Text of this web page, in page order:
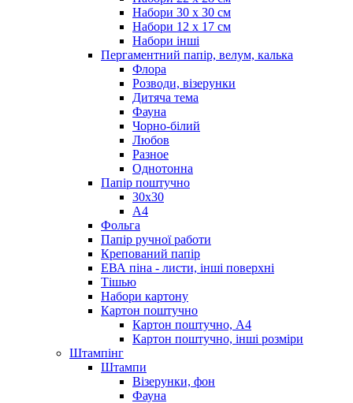
Набори 30 х 30 см
Набори 12 х 17 см
Набори інші
Пергаментний папір, велум, калька
Флора
Розводи, візерунки
Дитяча тема
Фауна
Чорно-білий
Любов
Разное
Однотонна
Папір поштучно
30х30
А4
Фольга
Папір ручної работи
Крепований папір
ЕВА піна - листи, інші поверхні
Тішью
Набори картону
Картон поштучно
Картон поштучно, А4
Картон поштучно, інші розміри
Штампінг
Штампи
Візерунки, фон
Фауна